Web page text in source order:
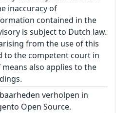
inaccuracy of
contained in the
is subject to Dutch law.
from the use of this
to the competent court in
also applies to the
verholpen in
Open Source.